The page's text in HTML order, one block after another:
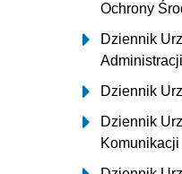
Ochrony
Dziennik
Dziennik
Dziennik
Komunikacji